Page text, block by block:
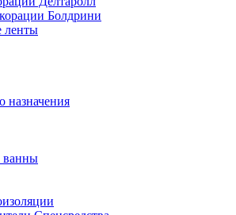
Болдрини
ленты
назначения
ванны